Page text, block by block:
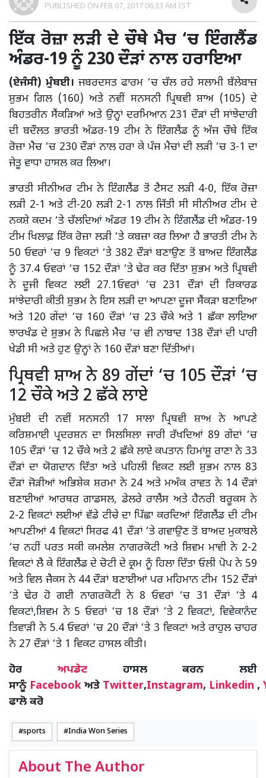
PUBLISHED ON FEB 07, 2017 06:33 AM IST
ਇੱਕ ਰੋਜ਼ਾ ਲੜੀ ਦੇ ਚੌਥੇ ਮੈਚ ‘ਚ ਇੰਗਲੈਂਡ
ਅੰਡਰ-19 ਨੂੰ 230 ਦੌੜਾਂ ਨਾਲ ਹਰਾਇਆ
(ਏਜੰਸੀ) ਮੁੰਬਈ। ਜਬਰਦਸਤ ਫਾਰਮ ‘ਚ ਚੱਲ ਰਹੇ ਸਲਾਮੀ ਬੱਲੇਬਾਜ਼
ਸ਼ੁਭਮ ਗਿਲ (160) ਅਤੇ ਨਵੀਂ ਸਨਸਨੀ ਪ੍ਰਿਥਵੀ ਸ਼ਾਅ (105) ਦੇ
ਬਿਹਤਰੀਨ ਸੈਂਕੜਿਆਂ ਅਤੇ ਉਨ੍ਹਾਂ ਦਰਮਿਆਨ 231 ਦੌੜਾਂ ਦੀ ਸਾਂਝੇਦਾਰੀ
ਦੀ ਬਦੌਲਤ ਭਾਰਤੀ ਅੰਡਰ-19 ਟੀਮ ਨੇ ਇੰਗਲੈਂਡ ਨੂੰ ਅੱਜ ਚੌਥੇ ਇੱਕ
ਰੋਜ਼ਾ ਮੈਚ ‘ਚ 230 ਦੌੜਾਂ ਨਾਲ ਹਰਾ ਕੇ ਪੰਜ ਮੈਚਾਂ ਦੀ ਲੜੀ ‘ਚ 3-1 ਦਾ
ਜੇਤੂ ਵਾਧਾ ਹਾਸਲ ਕਰ ਲਿਆ।
ਭਾਰਤੀ ਸੀਨੀਅਰ ਟੀਮ ਨੇ ਇੰਗਲੈਂਡ ਤੋਂ ਟੈਸਟ ਲੜੀ 4-0, ਇੱਕ ਰੋਜ਼ਾ
ਲੜੀ 2-1 ਅਤੇ ਟੀ-20 ਲੜੀ 2-1 ਨਾਲ ਜਿੱਤੀ ਸੀ ਸੀਨੀਅਰ ਟੀਮ ਦੇ
ਨਕਸ਼ੇ ਕਦਮ ‘ਤੇ ਚੱਲਦਿਆਂ ਅੰਡਰ 19 ਟੀਮ ਨੇ ਇੰਗਲੈਂਡ ਦੀ ਅੰਡਰ-19
ਟੀਮ ਖਿਲਾਫ਼ ਇੱਕ ਰੋਜ਼ਾ ਲੜੀ ‘ਤੇ ਕਬਜ਼ਾ ਕਰ ਲਿਆ ਹੈ ਭਾਰਤੀ ਟੀਮ ਨੇ
50 ਓਵਰਾਂ ‘ਚ 9 ਵਿਕਟਾਂ ‘ਤੇ 382 ਦੌੜਾਂ ਬਣਾਉਣ ਤੋਂ ਬਾਅਦ ਇੰਗਲੈਂਡ
ਨੂੰ 37.4 ਓਵਰਾਂ ‘ਚ 152 ਦੌੜਾਂ ‘ਤੇ ਢੇਰ ਕਰ ਦਿੱਤਾ ਸ਼ੁਭਮ ਅਤੇ ਪ੍ਰਿਥਵੀ
ਨੇ ਦੂਜੀ ਵਿਕਟ ਲਈ 27.1ਓਵਰਾਂ ‘ਚ 231 ਦੌੜਾਂ ਦੀ ਰਿਕਾਰਡ
ਸਾਂਝੇਦਾਰੀ ਕੀਤੀ ਸ਼ੁਭਮ ਨੇ ਇਸ ਲੜੀ ਦਾ ਆਪਣਾ ਦੂਜਾ ਸੈਂਕੜਾ ਬਣਾਇਆ
ਅਤੇ 120 ਗੇਂਦਾਂ ‘ਚ 160 ਦੌੜਾਂ ‘ਚ 23 ਚੌਕੇ ਅਤੇ 1 ਛੱਕਾ ਲਾਇਆ
ਝਾਰਖੰਡ ਦੇ ਸ਼ੁਭਮ ਨੇ ਪਿਛਲੇ ਮੈਚ ‘ਚ ਵੀ ਨਾਬਾਦ 138 ਦੌੜਾਂ ਦੀ ਪਾਰੀ
ਖੇਡੀ ਸੀ ਅਤੇ ਹੁਣ ਉਨ੍ਹਾਂ ਨੇ 160 ਦੌੜਾਂ ਬਣਾ ਦਿੱਤੀਆਂ।
ਪ੍ਰਿਥਵੀ ਸ਼ਾਅ ਨੇ 89 ਗੇਂਦਾਂ ‘ਚ 105 ਦੌੜਾਂ ‘ਚ
12 ਚੌਕੇ ਅਤੇ 2 ਛੱਕੇ ਲਾਏ
ਮੁੰਬਈ ਦੀ ਨਵੀਂ ਸਨਸਨੀ 17 ਸਾਲਾ ਪ੍ਰਿਥਵੀ ਸ਼ਾਅ ਨੇ ਆਪਣੇ
ਕਰਿਸ਼ਮਾਈ ਪ੍ਰਦਰਸ਼ਨ ਦਾ ਸਿਲਸਿਲਾ ਜਾਰੀ ਰੱਖਦਿਆਂ 89 ਗੇਂਦਾਂ ‘ਚ
105 ਦੌੜਾਂ ‘ਚ 12 ਚੌਕੇ ਅਤੇ 2 ਛੱਕੇ ਲਾਏ ਕਪਤਾਨ ਹਿਮਾਂਸ਼ੂ ਰਾਣਾ ਨੇ 33
ਦੌੜਾਂ ਦਾ ਯੋਗਦਾਨ ਦਿੱਤਾ ਅਤੇ ਪਹਿਲੀ ਵਿਕਟ ਲਈ ਸ਼ੁਭਮ ਨਾਲ 83
ਦੌੜਾਂ ਜੋੜੀਆਂ ਅਭਿਸ਼ੇਕ ਸ਼ਰਮਾ ਨੇ 24 ਅਤੇ ਮਅੰਕ ਰਾਵਤ ਨੇ 14 ਦੌੜਾਂ
ਬਣਾਈਆਂ ਆਰਥਰ ਗਾਡਸਲ, ਡੇਲਰੇ ਰਾਲੈਂਸ ਅਤੇ ਹੈਨਰੀ ਬਰੂਕਸ ਨੇ
2-2 ਵਿਕਟਾਂ ਲਈਆਂ ਵੱਡੇ ਟੀਚੇ ਦਾ ਪਿੱਛਾ ਕਰਦਿਆਂ ਇੰਗਲੈਂਡ ਦੀ ਟੀਮ
ਆਪਣੀਆਂ 4 ਵਿਕਟਾਂ ਸਿਰਫ 41 ਦੌੜਾਂ ‘ਤੇ ਗਵਾਉਣ ਤੋਂ ਬਾਅਦ ਮੁਕਾਬਲੇ
‘ਚ ਨਹੀਂ ਪਰਤ ਸਕੀ ਕਮਲੇਸ਼ ਨਾਗਰਕੋਟੀ ਅਤੇ ਸ਼ਿਵਮ ਮਾਵੀ ਨੇ 2-2
ਵਿਕਟਾਂ ਲੈ ਕੇ ਇੰਗਲੈਂਡ ਦੇ ਚੋਟੀ ਦੇ ਕ੍ਰਮ ਨੂੰ ਹਿਲਾ ਦਿੱਤਾ ਓਲੀ ਪੋਪ ਨੇ 59
ਅਤੇ ਵਿਲ ਜੈਕਸ ਨੇ 44 ਦੌੜਾਂ ਬਣਾਈਆਂ ਪਰ ਮਹਿਮਾਨ ਟੀਮ 152 ਦੌੜਾਂ
‘ਤੇ ਢੇਰ ਹੋ ਗਈ ਨਾਗਰਕੋਟੀ ਨੇ 8 ਓਵਰਾਂ ‘ਚ 31 ਦੌੜਾਂ ‘ਤੇ 4
ਵਿਕਟਾਂ,ਸ਼ਿਵਮ ਨੇ 5 ਓਵਰਾਂ ‘ਚ 18 ਦੌੜਾਂ ‘ਤੇ 2 ਵਿਕਟਾਂ, ਵਿਵੇਕਾਨੰਦ
ਤਿਵਾੜੀ ਨੇ 5.4 ਓਵਰਾਂ ‘ਚ 20 ਦੌੜਾਂ ‘ਤੇ 3 ਵਿਕਟਾਂ ਅਤੇ ਰਾਹੁਲ ਚਾਹਰ
ਨੇ 27 ਦੌੜਾਂ ‘ਤੇ 1 ਵਿਕਟ ਹਾਸਲ ਕੀਤੀ।
ਹੋਰ ਅਪਡੇਟਹਾਸਲ ਕਰਨ ਲਈ
ਸਾਨੂੰ Facebook ਅਤੇ Twitter,Instagram, Linkedin ,
ਫਾਲੋ ਕਰੋ
sports India Won Series
About The Author